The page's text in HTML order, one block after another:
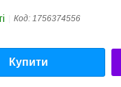
Код: 1756374556
Купити